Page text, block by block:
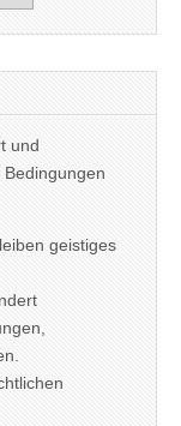
und
geistiges